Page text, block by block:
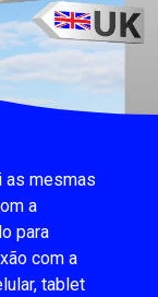
as mesmas
a
para
com a
tablet